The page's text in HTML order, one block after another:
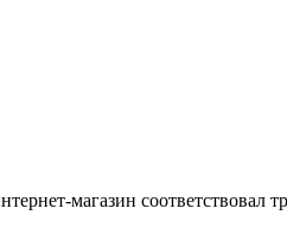
магазин